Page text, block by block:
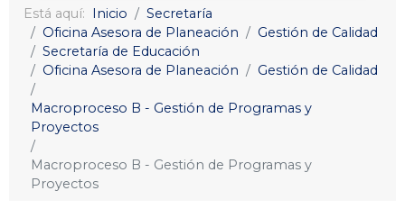
Está aquí: Inicio
Secretaría
Oficina Asesora de Planeación
Gestión de Calidad
Secretaría de Educación
Oficina Asesora de Planeación
Gestión de Calidad
Macroproceso B - Gestión de Programas y
Proyectos
Macroproceso B - Gestión de Programas y
Proyectos